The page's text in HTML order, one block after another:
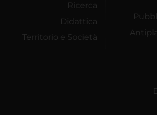
Ricerca
Didattica
Territorio e Società